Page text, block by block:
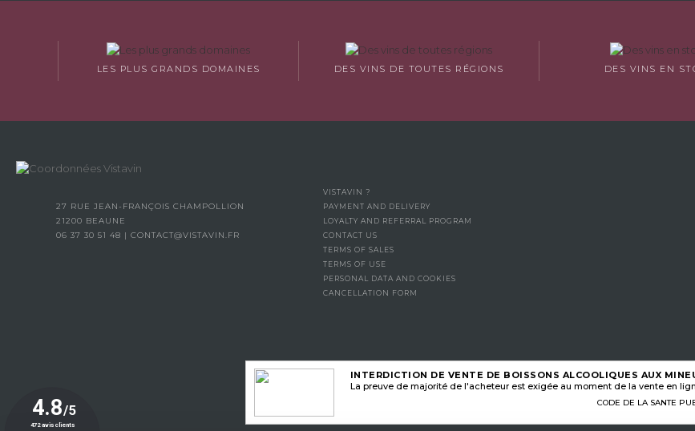
LES PLUS GRANDS DOMAINES DES VINS DE TOUTES RÉGIONS DES VINS EN
27 RUE JEAN-FRANÇOIS CHAMPOLLION
21200 BEAUNE
06 37 30 51 48 | CONTACT@VISTAVIN.FR
VISTAVIN ?
PAYMENT AND DELIVERY
LOYALTY AND REFERRAL PROGRAM
CONTACT US
TERMS OF SALES
TERMS OF USE
PERSONAL DATA AND COOKIES
CANCELLATION FORM
INTERDICTION DE VENTE DE BOISSONS ALCOOLIQUES AUX
La preuve de majorité de l'acheteur est exigée au moment de la vente en
CODE DE LA SANTE